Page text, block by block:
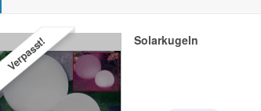
Verpasst! Solarkugeln